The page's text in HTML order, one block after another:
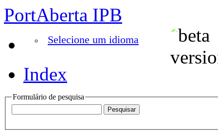
PortAberta IPB
Selecione um idioma
Index
Formulário de pesquisa